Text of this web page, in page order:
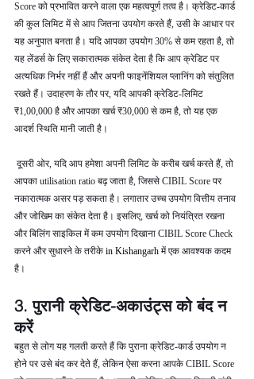
Score को प्रभावित करने वाला एक महत्वपूर्ण तत्व है। क्रेडिट-कार्ड
की कुल लिमिट में से आप जितना उपयोग करते हैं, उसी के आधार पर
यह अनुपात बनता है। यदि आपका उपयोग 30% से कम रहता है, तो
यह लेंडर्स के लिए सकारात्मक संकेत देता है कि आप क्रेडिट पर
अत्यधिक निर्भर नहीं हैं और अपनी फाइनेंशियल प्लानिंग को संतुलित
रखते हैं। उदाहरण के तौर पर, यदि आपकी क्रेडिट-लिमिट
₹1,00,000 है और आपका खर्च ₹30,000 से कम है, तो यह एक
आदर्श स्थिति मानी जाती है।
दूसरी ओर, यदि आप हमेशा अपनी लिमिट के करीब खर्च करते हैं, तो
आपका utilisation ratio बढ़ जाता है, जिससे CIBIL Score पर
नकारात्मक असर पड़ सकता है। लगातार उच्च उपयोग वित्तीय तनाव
और जोखिम का संकेत देता है। इसलिए, खर्च को नियंत्रित रखना
और बिलिंग साइकिल में कम उपयोग दिखाना CIBIL Score Check
करने और सुधारने के तरीके in Kishangarh में एक आवश्यक कदम
है।
3. पुरानी क्रेडिट-अकाउंट्स को बंद न
करें
बहुत से लोग यह गलती करते हैं कि पुराना क्रेडिट-कार्ड उपयोग न
होने पर उसे बंद कर देते हैं, लेकिन ऐसा करना आपके CIBIL Score